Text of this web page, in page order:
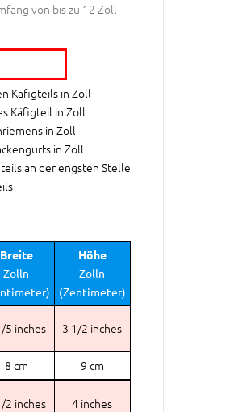
von bis zu 12 Zoll
Käfigteils in Zoll
Käfigteil in Zoll
in Zoll
in Zoll
an der engsten Stelle
Breite
Zolln
Höhe
Zolln
(Zentimeter)
5 inches 3 1/2 inches
8 cm 9 cm
2 inches 4 inches